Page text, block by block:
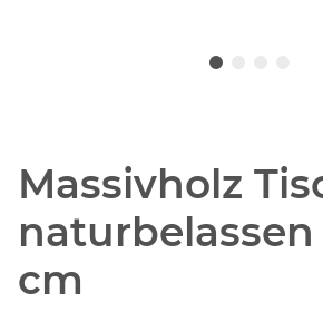
Massivholz
naturbelassen
cm